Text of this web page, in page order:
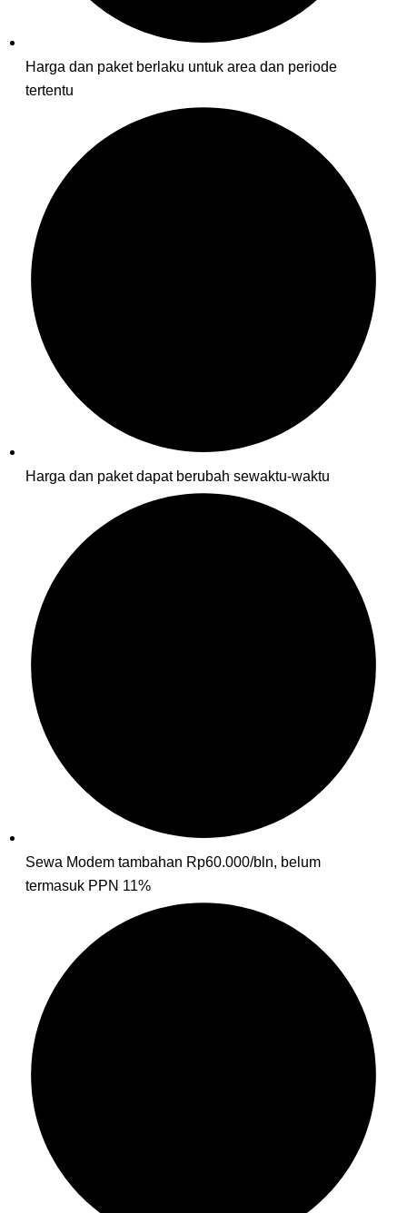
Harga dan paket berlaku untuk area dan periode
tertentu
Harga dan paket dapat berubah sewaktu-waktu
Sewa Modem tambahan Rp60.000/bln, belum
termasuk PPN 11%